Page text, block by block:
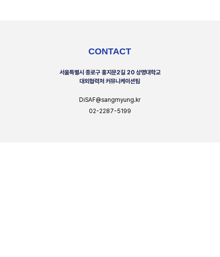
CONTACT
서울특별시 종로구 홍지문2길 20 상명대학교
대외협력처 커뮤니케이션팀
DiSAF@sangmyung.kr
02-2287-5199